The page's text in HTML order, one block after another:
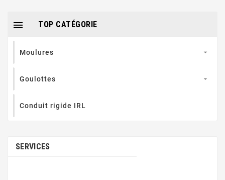
TOP CATÉGORIE

Moulures 
Goulottes 
Conduit rigide IRL
SERVICES